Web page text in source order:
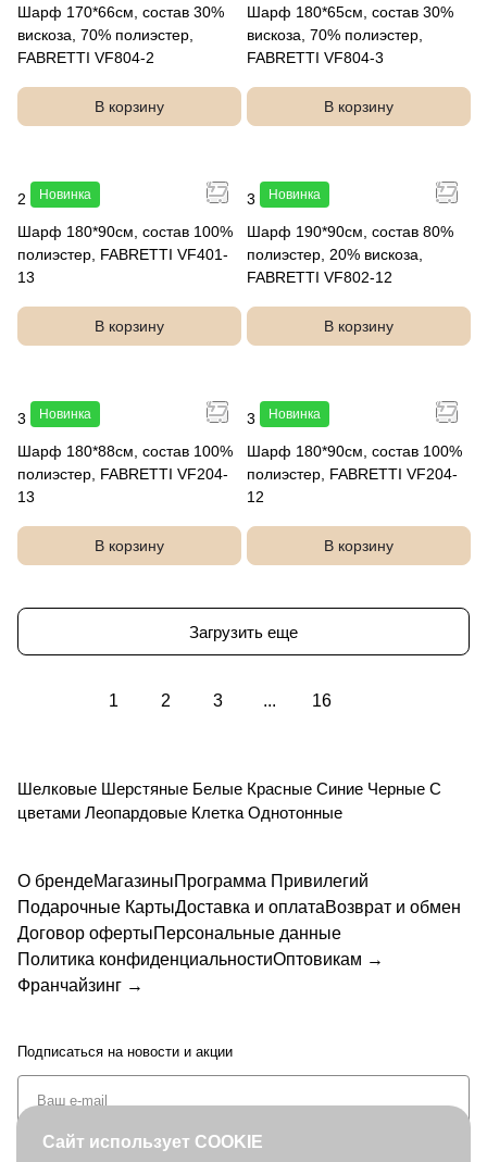
Шарф 170*66см, состав 30%
вискоза, 70% полиэстер,
FABRETTI VF804-2
В корзину
Шарф 180*65см, состав 30%
вискоза, 70% полиэстер,
FABRETTI VF804-3
В корзину
Новинка
2 990 руб.
Шарф 180*90см, состав 100%
полиэстер, FABRETTI VF401-
13
В корзину
Новинка
3 990 руб.
Шарф 190*90см, состав 80%
полиэстер, 20% вискоза,
FABRETTI VF802-12
В корзину
Новинка
3 990 руб.
Шарф 180*88см, состав 100%
полиэстер, FABRETTI VF204-
13
В корзину
Новинка
3 990 руб.
Шарф 180*90см, состав 100%
полиэстер, FABRETTI VF204-
12
В корзину
Загрузить еще
1 2 3 ... 16
Шелковые Шерстяные Белые Красные Синие Черные С
цветами Леопардовые Клетка Однотонные
О брендеМагазиныПрограмма Привилегий
Подарочные КартыДоставка и оплатаВозврат и обмен
Договор офертыПерсональные данные
Политика конфиденциальностиОптовикам →
Франчайзинг →
Подписаться на новости и акции
Сайт использует COOKIE